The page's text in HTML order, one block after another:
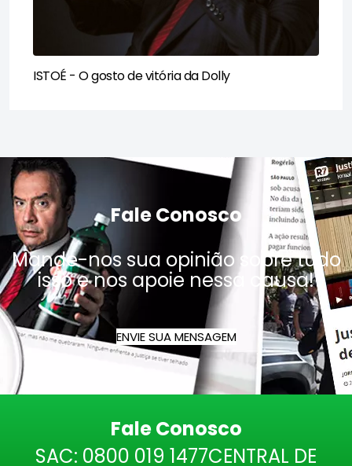
ISTOÉ - O gosto de vitória da Dolly​
Fale Conosco
Mande-nos sua opinião sobre tudo
isso e nos apoie nessa causa!
ENVIE SUA MENSAGEM
Fale Conosco
SAC: 0800 019 1477CENTRAL DE